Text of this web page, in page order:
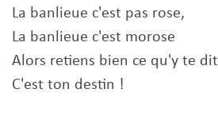
La banlieue c'est pas rose,
La banlieue c'est morose
Alors retiens bien ce qu'y te dit
C'est ton destin !